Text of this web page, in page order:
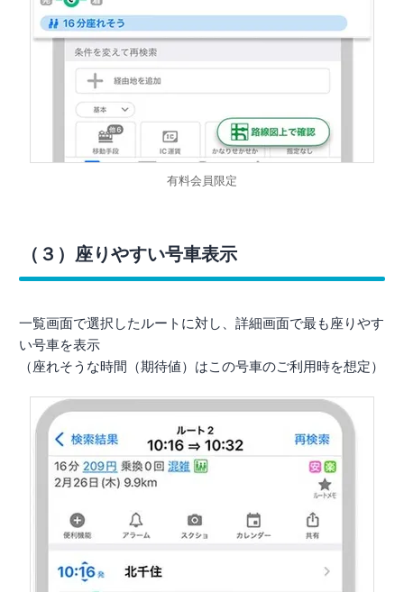
有料会員限定
（３）座りやすい号車表示
一覧画面で選択したルートに対し、詳細画面で最も座りやす
い号車を表示
（座れそうな時間（期待値）はこの号車のご利用時を想定）